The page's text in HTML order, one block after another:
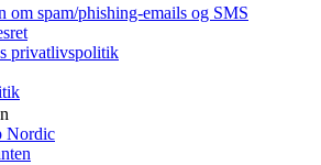
om spam/phishing-emails og SMS
privatlivspolitik
Nordic